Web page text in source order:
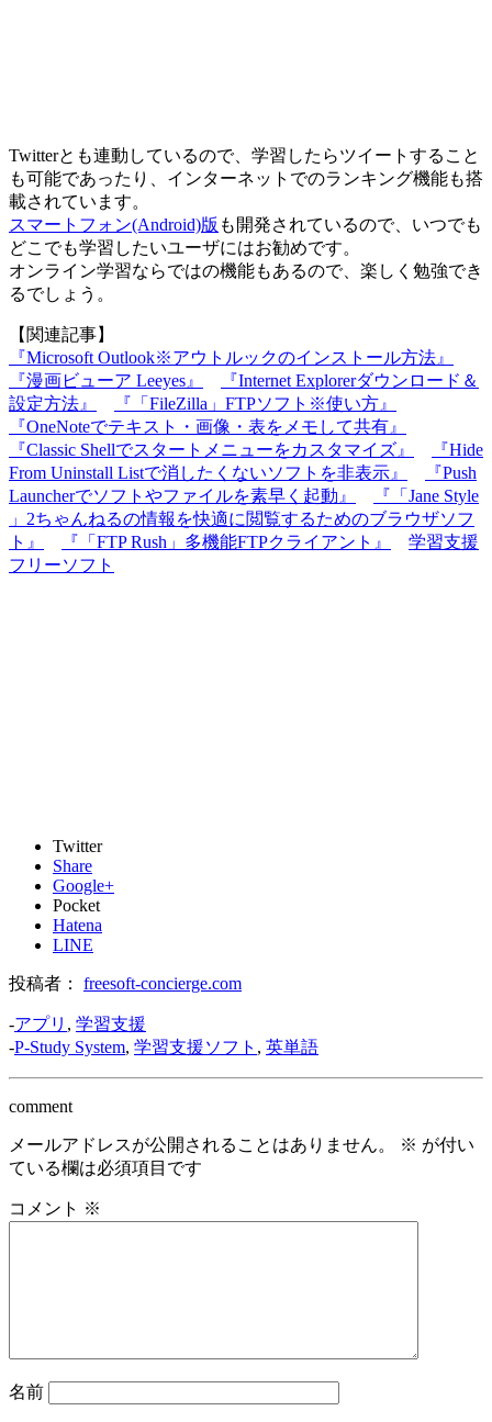
Twitterとも連動しているので、学習したらツイートすること
も可能であったり、インターネットでのランキング機能も搭
載されています。
スマートフォン(Android)版 も開発されているので、いつでも
どこでも学習したいユーザにはお勧めです。
オンライン学習ならではの機能もあるので、楽しく勉強でき
るでしょう。
【関連記事】
『Microsoft Outlook※アウトルックのインストール方法』
『漫画ビューア Leeyes』
『Internet Explorerダウンロード＆
設定方法』
『「FileZilla」FTPソフト※使い方』
『OneNoteでテキスト・画像・表をメモして共有』
『Classic Shellでスタートメニューをカスタマイズ』
『Hide
From Uninstall Listで消したくないソフトを非表示』
『Push
Launcherでソフトやファイルを素早く起動』
『「Jane Style
」2ちゃんねるの情報を快適に閲覧するためのブラウザソフ
ト』
『「FTP Rush」多機能FTPクライアント』
学習支援
フリーソフト
Twitter
Share
Google+
Pocket
Hatena
LINE
投稿者： freesoft-concierge.com
-アプリ , 学習支援
-P-Study System, 学習支援ソフト , 英単語
comment
メールアドレスが公開されることはありません。 ※ が付い
ている欄は必須項目です
コメント ※
名前